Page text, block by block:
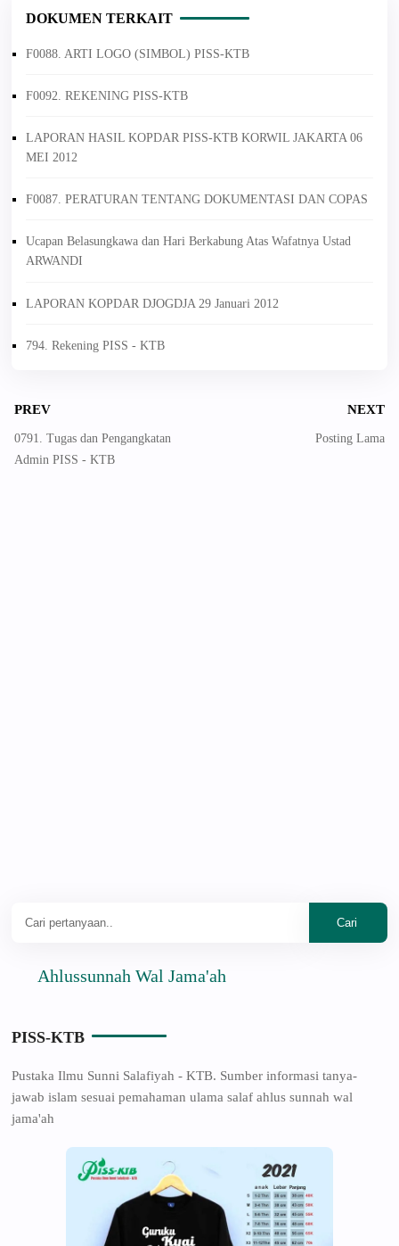
DOKUMEN TERKAIT
F0088. ARTI LOGO (SIMBOL) PISS-KTB
F0092. REKENING PISS-KTB
LAPORAN HASIL KOPDAR PISS-KTB KORWIL JAKARTA 06
MEI 2012
F0087. PERATURAN TENTANG DOKUMENTASI DAN COPAS
Ucapan Belasungkawa dan Hari Berkabung Atas Wafatnya Ustad
ARWANDI
LAPORAN KOPDAR DJOGDJA 29 Januari 2012
794. Rekening PISS - KTB
PREV
0791. Tugas dan Pengangkatan
Admin PISS - KTB
NEXT
Posting Lama
Ahlussunnah Wal Jama'ah
PISS-KTB
Pustaka Ilmu Sunni Salafiyah - KTB. Sumber informasi tanya-
jawab islam sesuai pemahaman ulama salaf ahlus sunnah wal
jama'ah